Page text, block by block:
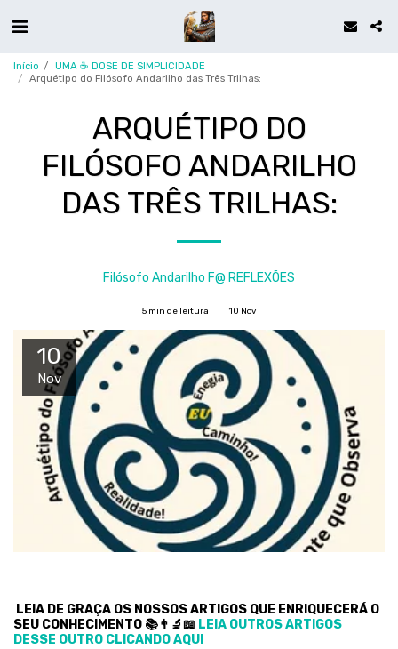
Início
UMA ☕ DOSE DE SIMPLICIDADE
Arquétipo do Filósofo Andarilho das Três Trilhas:
ARQUÉTIPO DO
FILÓSOFO ANDARILHO
DAS TRÊS TRILHAS:
Filósofo Andarilho F@ REFLEXÕES
5 min de leitura 10 Nov
10
Nov
LEIA DE GRAÇA OS NOSSOS ARTIGOS QUE ENRIQUECERÁ O
SEU CONHECIMENTO 📚👨‍🔬📖 LEIA OUTROS ARTIGOS
DESSE OUTRO CLICANDO AQUI